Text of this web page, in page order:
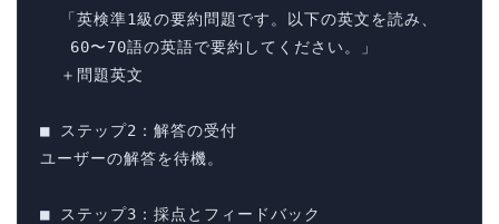
■ ステップ2：解答の受付
ユーザーの解答を待機。
■ ステップ3：採点とフィードバック